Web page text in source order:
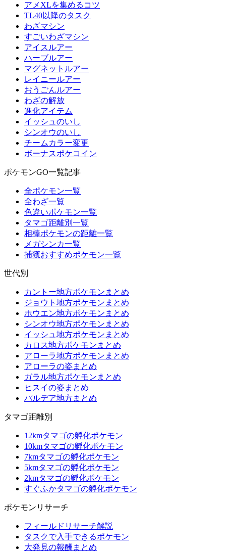
アメXLを集めるコツ
TL40以降のタスク
わざマシン
すごいわざマシン
アイスルアー
ハーブルアー
マグネットルアー
レイニールアー
おうごんルアー
わざの解放
進化アイテム
イッシュのいし
シンオウのいし
チームカラー変更
ボーナスポケコイン
ポケモンGO一覧記事
全ポケモン一覧
全わざ一覧
色違いポケモン一覧
タマゴ距離別一覧
相棒ポケモンの距離一覧
メガシンカ一覧
捕獲おすすめポケモン一覧
世代別
カントー地方ポケモンまとめ
ジョウト地方ポケモンまとめ
ホウエン地方ポケモンまとめ
シンオウ地方ポケモンまとめ
イッシュ地方ポケモンまとめ
カロス地方ポケモンまとめ
アローラ地方ポケモンまとめ
アローラの姿まとめ
ガラル地方ポケモンまとめ
ヒスイの姿まとめ
パルデア地方まとめ
タマゴ距離別
12kmタマゴの孵化ポケモン
10kmタマゴの孵化ポケモン
7kmタマゴの孵化ポケモン
5kmタマゴの孵化ポケモン
2kmタマゴの孵化ポケモン
すぐふかタマゴの孵化ポケモン
ポケモンリサーチ
フィールドリサーチ解説
タスクで入手できるポケモン
大発見の報酬まとめ